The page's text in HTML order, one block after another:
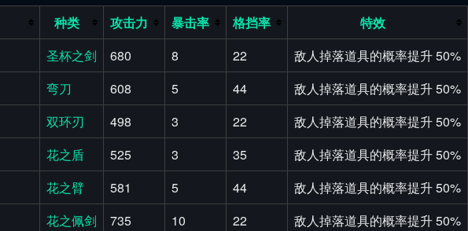
种类 攻击力 暴击率 格挡率
特效
圣杯之剑 680 8 22
敌人掉落道具的概率提升 50%
弯刀 608 5 44
敌人掉落道具的概率提升 50%
双环刃 498 3 22
敌人掉落道具的概率提升 50%
花之盾 525 3 35
敌人掉落道具的概率提升 50%
花之臂 581 5 44
敌人掉落道具的概率提升 50%
花之佩剑 735 10 22
敌人掉落道具的概率提升 50%